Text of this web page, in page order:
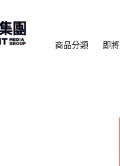
商品分類 即